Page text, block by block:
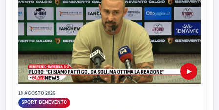
▶
10 AGOSTO 2026
SPORT BENEVENTO